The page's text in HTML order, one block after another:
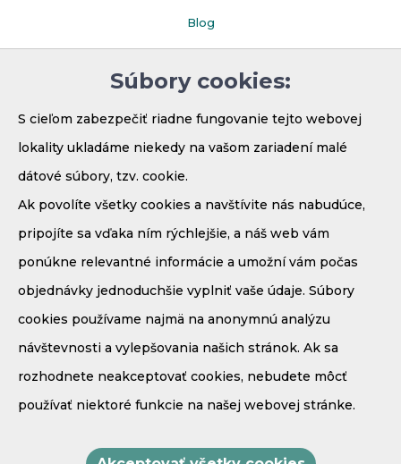
Súbory cookies:
S cieľom zabezpečiť riadne fungovanie tejto webovej
lokality ukladáme niekedy na vašom zariadení malé
dátové súbory, tzv. cookie.
Ak povolíte všetky cookies a navštívite nás nabudúce,
pripojíte sa vďaka ním rýchlejšie, a náš web vám
ponúkne relevantné informácie a umožní vám počas
objednávky jednoduchšie vyplniť vaše údaje. Súbory
cookies používame najmä na anonymnú analýzu
návštevnosti a vylepšovania našich stránok. Ak sa
rozhodnete neakceptovať cookies, nebudete môcť
používať niektoré funkcie na našej webovej stránke.
Blog
Parkovanie
Demänová - Bodice 41
031 01 Liptovský Mikuláš
E-mail:recepcia@penzionmaria.eu
GPS súradnice: